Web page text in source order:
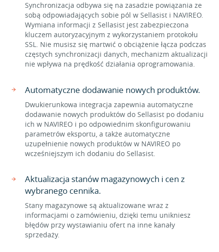
Synchronizacja odbywa się na zasadzie powiązania ze
sobą odpowiadających sobie pól w Sellasist i NAVIREO.
Wymiana informacji z Sellasist jest zabezpieczona
kluczem autoryzacyjnym z wykorzystaniem protokołu
SSL. Nie musisz się martwić o obciążenie łącza podczas
częstych synchronizacji danych, mechanizm aktualizacji
nie wpływa na prędkość działania oprogramowania.
Automatyczne dodawanie nowych produktów.
Dwukierunkowa integracja zapewnia automatyczne
dodawanie nowych produktów do Sellasist po dodaniu
ich w NAVIREO i po odpowiednim skonfigurowaniu
parametrów eksportu, a także automatyczne
uzupełnienie nowych produktów w NAVIREO po
wcześniejszym ich dodaniu do Sellasist.
Aktualizacja stanów magazynowych i cen z
wybranego cennika.
Stany magazynowe są aktualizowane wraz z
informacjami o zamówieniu, dzięki temu unikniesz
błędów przy wystawianiu ofert na inne kanały
sprzedaży.